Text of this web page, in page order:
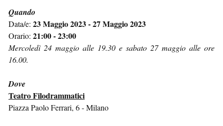
Quando
Data/e: 23 Maggio 2023 - 27 Maggio 2023
Orario: 21:00 - 23:00
Mercoledì 24 maggio alle 19.30 e sabato 27 maggio alle ore
16.00.
Dove
Teatro Filodrammatici
Piazza Paolo Ferrari, 6 - Milano